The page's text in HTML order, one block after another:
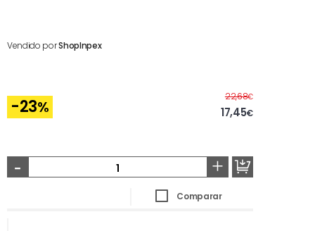
Vendido porShopInpex
-23%
22,68€Antes
17,45€
- +
Comparar